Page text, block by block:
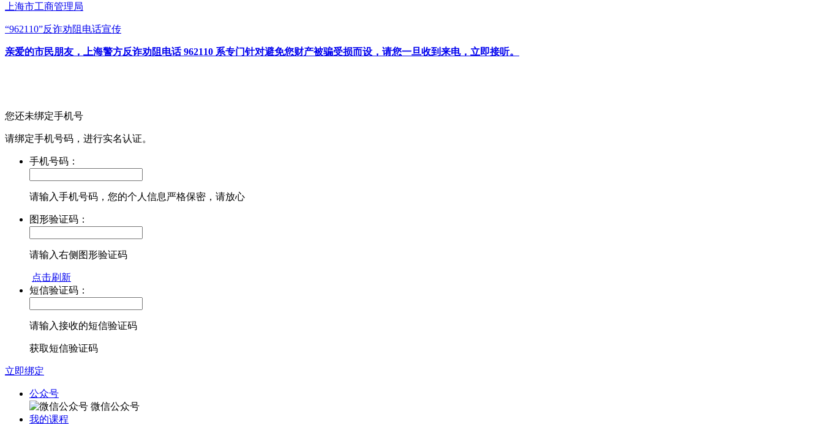
上海市工商管理局
“962110”反诈劝阻电话宣传
亲爱的市民朋友，上海警方反诈劝阻电话 962110 系专门针对避免您财产被骗受损而设，请您一旦收到来电，立即接听。
您还未绑定手机号
请绑定手机号码，进行实名认证。
手机号码：
请输入手机号码，您的个人信息严格保密，请放心
图形验证码：
请输入右侧图形验证码
点击刷新
短信验证码：
请输入接收的短信验证码
获取短信验证码
立即绑定
公众号
微信公众号
我的课程